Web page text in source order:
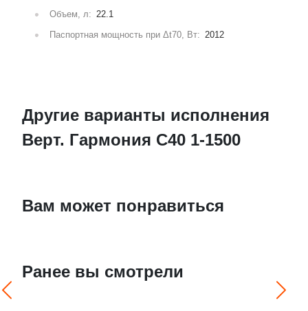
Объем, л: 22.1
Паспортная мощность при Δt70, Вт: 2012
Другие варианты исполнения
Верт. Гармония С40 1-1500
Вам может понравиться
Ранее вы смотрели